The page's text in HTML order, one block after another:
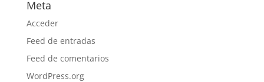
Meta
Acceder
Feed de entradas
Feed de comentarios
WordPress.org